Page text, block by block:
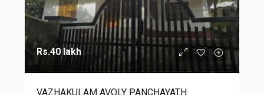
Rs.40 lakh
VAZHAKULAM AVOLY PANCHAYATH